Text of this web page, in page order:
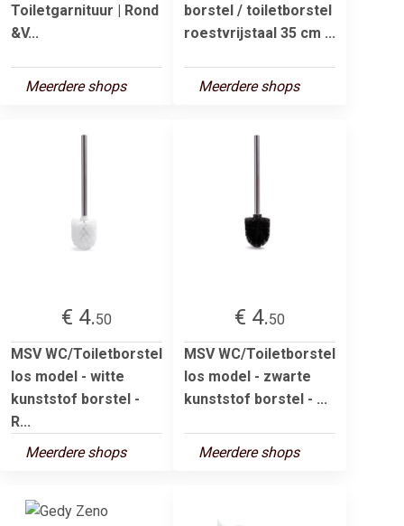
Toiletgarnituur | Rond
&V...
Meerdere shops
borstel / toiletborstel
roestvrijstaal 35 cm ...
Meerdere shops
€ 4.50
MSV WC/Toiletborstel
los model - witte
kunststof borstel -
R...
Meerdere shops
€ 4.50
MSV WC/Toiletborstel
los model - zwarte
kunststof borstel - ...
Meerdere shops